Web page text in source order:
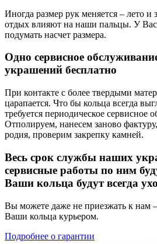
Иногда размер рук меняется – лето и
отдых влияют на наши пальцы. У Вас
подумать насчет размера.
Одно сервисное
украшений бесплатно
При контакте с более твердыми
царапается. Что бы кольца всегда
требуется периодическое сервисное
Отполируем, нанесем заново
родия, проверим закрепку камней.
Весь срок службы наших
сервисные работы по ним
Ваши кольца будут всегда
Вы можете даже не приезжать к нам
Ваши кольца курьером.
Подробнее о гарантии